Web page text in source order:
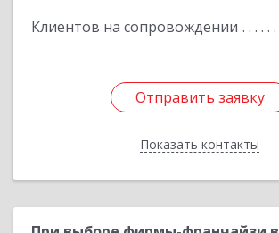
Клиентов на сопровождении
Отправить заявку
Показать контакты
Отправить заявку
Назад